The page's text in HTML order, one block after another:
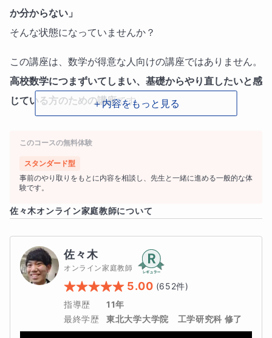
か分からない」
そんな状態になっていませんか？
この講座は、数学が得意な人向けの講座ではありません。
高校数学につまずいてしまい、基礎からやり直したいと感
じている方のための講座です。
「高校に入ってから一気に分からなくなった」
そう感じている方でも、安心して受けていただける内容に
なっています。
■ 高校数学で多くの人がつまずく理由
私自身、高校で数学を初めて学んだとき、
「絶対値」や「場合分け」といった新しい考え方に強い戸
惑いを感じました。
中学までは公式を覚えて計算すれば解けていたのに、
＋内容をもっと見る
このコースの無料体験
スタンダード型
事前のやり取りをもとに内容を相談し、先生と一緒に進める一般的な体
験です。
佐々木オンライン家庭教師について
佐々木
オンライン家庭教師
5.00 (652件)
指導歴
11年
最終学歴
東北大学大学院　工学研究科 修了